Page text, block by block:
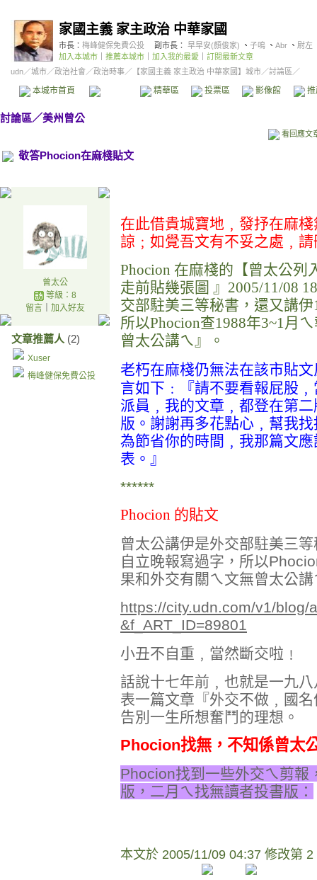
家國主義 家主政治 中華家國
市長： 梅峰健保免費公投 副市長： 早早安(顏俊家) 、 子鳴 、 Abr 、 尉左
加入本城市
推薦本城市 加入我的最愛
訂閱最新文章
udn／城市／政治社會 ／政治時事／ 【家國主義 家主政治 中華家國】城市／討論區／
本城市首頁 精華區 投票區 影像館
討論區／美州曾公
看回應文
敬答Phocion在麻棧貼文
曾太公
等級：8
留言｜ 加入好友
文章推薦人 (2)
Xuser
梅峰健保免費公投
在此借貴城寶地﹐發抒在麻棧
諒﹔如覺吾文有不妥之處﹐
Phocion 在麻棧的【曾太公列
走前貼幾張圖 』 2005/11/08
交部駐美三等秘書，還又講伊
所以Phocion查1988年3~1月
曾太公講ㄟ』。
老朽在麻棧仍無法在該市貼文
言如下﹕『請不要看報屁股
派員﹐我的文章﹐都登在第
版。謝謝再多花點心﹐幫我
為節省你的時間﹐我那篇文
表。』
******
Phocion 的貼文
曾太公講伊是外交部駐美三
自立晚報寫過字，所以
果和外交有關ㄟ文無曾太公講
https://city.udn.com/v1/
&f_ART_ID=89801
小丑不自重﹐當然斷交啦﹗
話說十七年前﹐也就是一九
表一篇文章『外交不做﹐國
告別一生所想奮鬥的理想。
Phocion找無，不知係曾太
Phocion找到一些外交ㄟ剪報
版，二月ㄟ找無讀者投書版：
本文於 2005/11/09 04:37 修改第 2